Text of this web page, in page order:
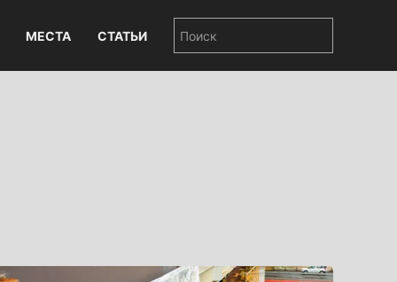
МЕСТА СТАТЬИ